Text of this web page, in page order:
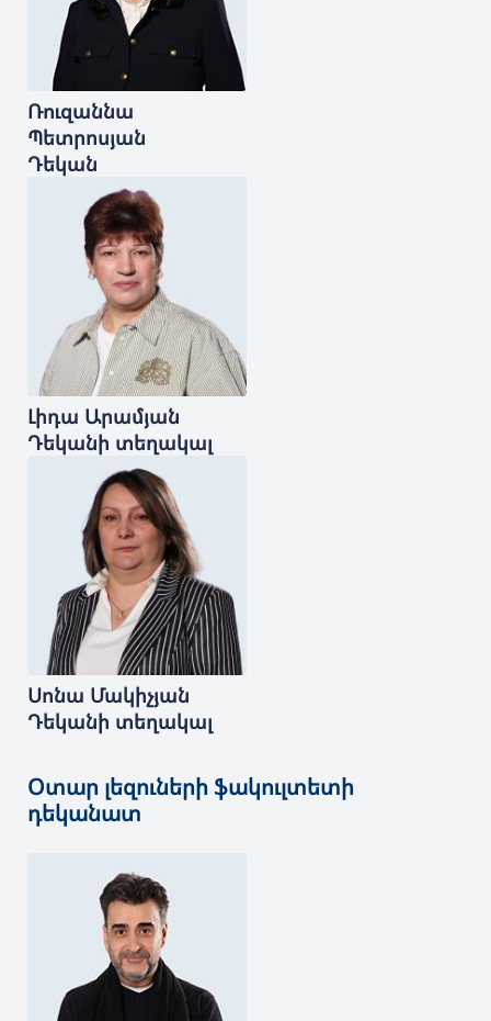
Ռուզաննա
Պետրոսյան
Դեկան
Լիդա Արամյան
Դեկանի տեղակալ
Սոնա Մակիչյան
Դեկանի տեղակալ
Օտար լեզուների ֆակուլտետի
դեկանատ